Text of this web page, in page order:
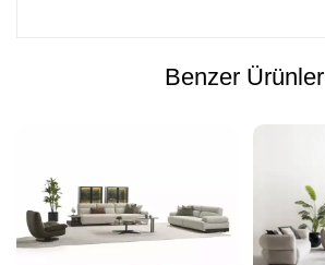
Benzer Ürünler